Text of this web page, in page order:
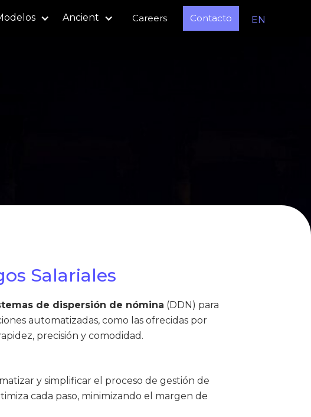
Ancient Careers Contacto EN
Salariales
de dispersión de nómina (DDN) para
automatizadas, como las ofrecidas por
precisión y comodidad.
y simplificar el proceso de gestión de
cada paso, minimizando el margen de